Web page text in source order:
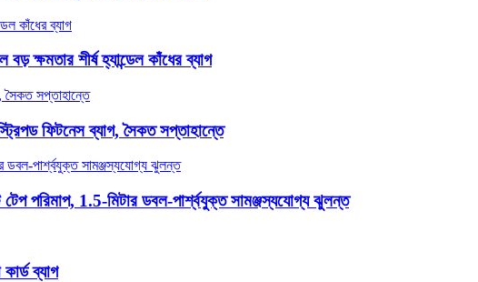
ক্ষমতার শীর্ষ হ্যান্ডেল কাঁধের ব্যাগ
ফিটনেস ব্যাগ, সৈকত সপ্তাহান্তে
টেপ পরিমাপ, 1.5-মিটার ডবল-পার্শ্বযুক্ত সামঞ্জস্যযোগ্য ঝুলন্ত
ব্যাগ